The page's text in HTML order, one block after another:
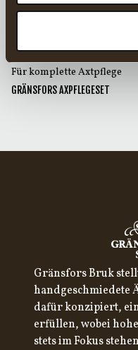
Für komplette Axtpflege
GRÄNSFORS AXPFLEGESET
Gränsfors Bruk
handgeschmiedete
dafür konzipiert,
erfüllen, wobei
stets im Fokus